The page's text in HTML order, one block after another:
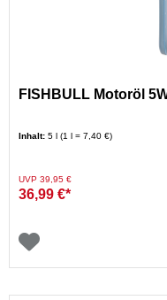
FISHBULL Motoröl
Inhalt: 5 l (1 l = 7,40 €)
Preis reduziert von
UVP 39,95 €auf
36,99 €*